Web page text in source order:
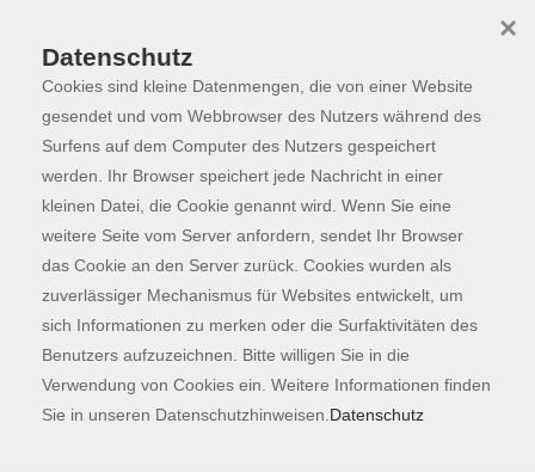
Skip to main content
Programm
Der Kurs konnte nicht gefunden werden.
Kontaktformular
Impressum
AGB
Datenschutzerklärung
Datenschutz
Cookies sind kleine Datenmengen, die von einer Website
gesendet und vom Webbrowser des Nutzers während des
Surfens auf dem Computer des Nutzers gespeichert
werden. Ihr Browser speichert jede Nachricht in einer
kleinen Datei, die Cookie genannt wird. Wenn Sie eine
weitere Seite vom Server anfordern, sendet Ihr Browser
das Cookie an den Server zurück. Cookies wurden als
zuverlässiger Mechanismus für Websites entwickelt, um
sich Informationen zu merken oder die Surfaktivitäten des
Benutzers aufzuzeichnen. Bitte willigen Sie in die
Verwendung von Cookies ein. Weitere Informationen finden
Sie in unseren Datenschutzhinweisen. Datenschutz
×